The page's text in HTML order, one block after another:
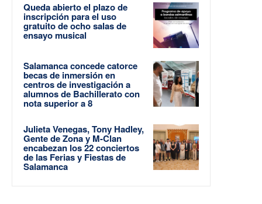
Queda abierto el plazo de
inscripción para el uso
gratuito de ocho salas de
ensayo musical
Salamanca concede catorce
becas de inmersión en
centros de investigación a
alumnos de Bachillerato con
nota superior a 8
Julieta Venegas, Tony Hadley,
Gente de Zona y M-Clan
encabezan los 22 conciertos
de las Ferias y Fiestas de
Salamanca